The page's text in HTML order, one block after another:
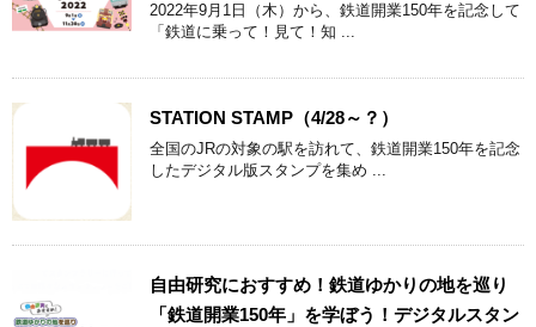
2022年9月1日（木）から、鉄道開業150年を記念して
「鉄道に乗って！見て！知 ...
STATION STAMP（4/28～？）
全国のJRの対象の駅を訪れて、鉄道開業150年を記念
したデジタル版スタンプを集め ...
自由研究におすすめ！鉄道ゆかりの地を巡り
「鉄道開業150年」を学ぼう！デジタルスタン